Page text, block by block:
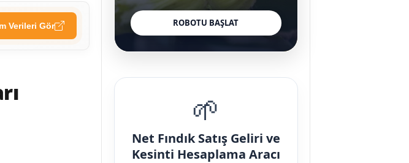
Verileri Gör ROBOTU BAŞLAT
🌱
Net Fındık Satış Geliri ve
Kesinti Hesaplama Aracı